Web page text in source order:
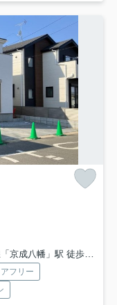
京成八幡」駅 徒歩29分
フリー